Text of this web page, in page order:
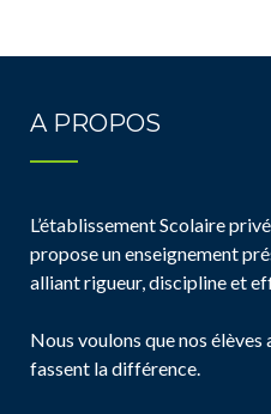
A PROPOS
L’établissement Scolaire
propose un enseignement
alliant rigueur, discipline et
Nous voulons que nos
fassent la différence.